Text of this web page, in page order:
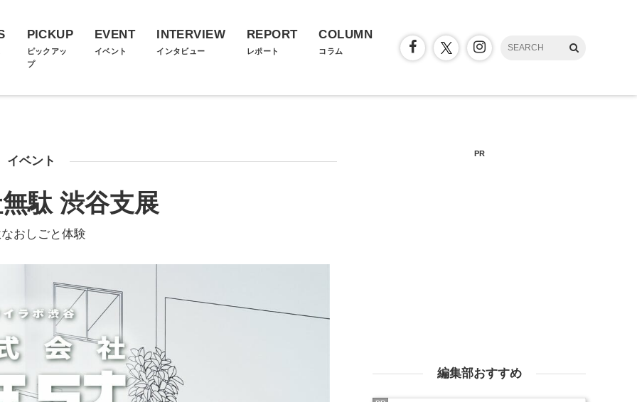
PICKUP
ピックアッ
プ
EVENT
イベント
INTERVIEW
インタビュー
REPORT
レポート
COLUMN
コラム
イベント
駄 渋谷支展
おしごと体験
PR
編集部おすすめ